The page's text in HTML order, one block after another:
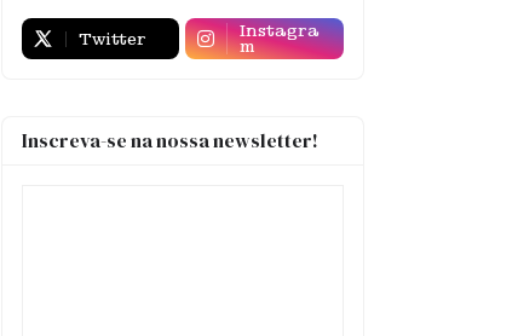
Twitter Instagra
m
Inscreva-se na nossa newsletter!